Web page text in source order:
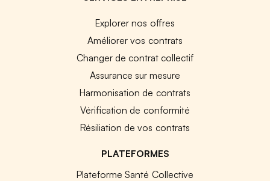
Explorer nos offres
Améliorer vos contrats
Changer de contrat collectif
Assurance sur mesure
Harmonisation de contrats
Vérification de conformité
Résiliation de vos contrats
PLATEFORMES
Plateforme Santé Collective